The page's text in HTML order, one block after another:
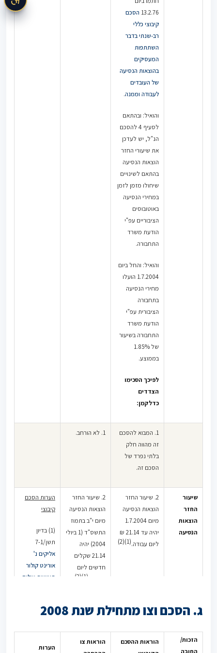
, פד"ע לב
ABDALLA‏ נ'
כלפי המבקש
לממן נסיעותיו
לעבודה וממנה
בשבתות
ובחגים עד
כנקוב בצו
13.2.76 הסכם
קיבוצי כללי
רב-שנתי בדבר
השתתפות
המעסיקים
בהוצאות הנסיעה
של העובדים
לעבודה וממנה.
והואיל: ובהתאם
לסעיף 4 להסכם
הנ"ל, יש לעדכן
את שיעורי החזר
הוצאות הנסיעה
בהתאם לשינויים
שיחולו מזמן לזמן
במחירי הנסיעה
באוטובוסים
הציבוריים עפ"י
הודעת משרד
התחבורה.
והואיל: והחל ביום
1.7.2004 הועלו
מחירי הנסיעה
בתחבורה
הציבורית עפ"י
הודעת משרד
התחבורה בשיעור
של 1.85%
בממוצע.
לפיכך הסכימו
הצדדים
כדלקמן:
1. המבוא להסכם
זה מהווה חלק
בלתי נפרד של
הסכם זה.
1. לא הורחב.
שיעור
החזר
הוצאות
הנסיעה
2. שיעור החזר
הוצאות הנסיעה
מיום 1.7.2004
יהיה עד 21.14 ₪
ליום עבודה.(1)(2)
2. שיעור החזר
הוצאות הנסיעה
מיום י"ב בתמוז
התשס"ד (1 ביולי
2004) יהיה
21.14 שקלים
חדשים ליום
(1)(2)
הערות הסכם
קיבוצי
(1) בדיון
תשן/7-1
אליקים נ'
אורינט קולור
תעשיות צילום
נפסק, כי ניתן
הכולל דמי
ג. הסכם וצו מתחילת שנת 2008
הזכות/
החובה
הוראות ההסכם
הוראות צו
הערות